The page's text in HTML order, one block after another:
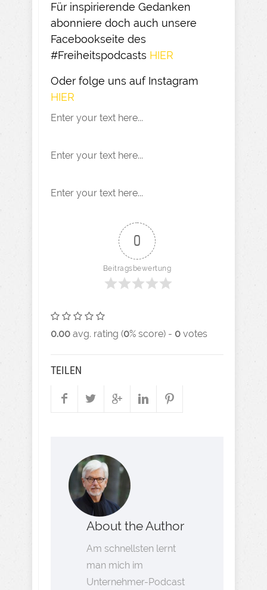
Für inspirierende Gedanken
abonniere doch auch unsere
Facebookseite des
#Freiheitspodcasts HIER
Oder folge uns auf Instagram
HIER​
Enter your text here...
Enter your text here...
Enter your text here...
0
Beitragsbewertung
0.00 avg. rating (0% score) - 0 votes
TEILEN
About the Author
Am schnellsten lernt
man mich im
Unternehmer-Podcast